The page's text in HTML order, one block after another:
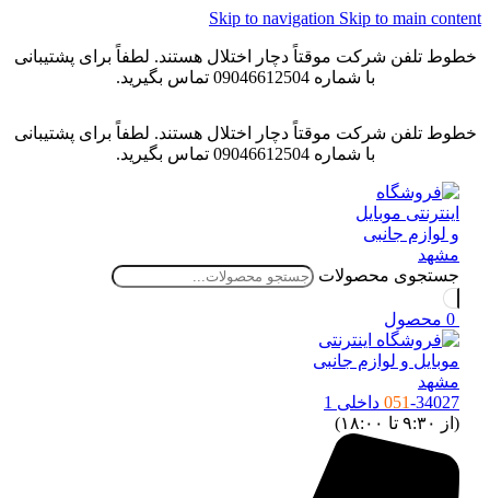
Skip to navigationSkip to main
خطوط تلفن شرکت موقتاً دچار اختلال هستند. لطفاً برای پشتیبانی
با شماره 09046612504 تماس بگیرید.
خطوط تلفن شرکت موقتاً دچار اختلال هستند. لطفاً برای پشتیبانی
با شماره 09046612504 تماس بگیرید.
جستجوی محصولات
محصول
051-34027 داخلی 1
(از ۹:۳۰ تا ۱۸:۰۰)